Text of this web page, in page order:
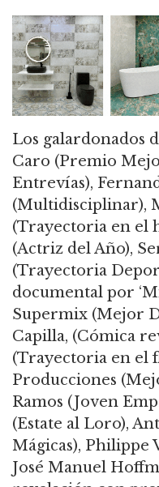
Los galardonados
Caro (Premio
Entrevías),
(Multidisciplinar),
(Trayectoria en el
(Actriz del Año),
(Trayectoria
documental por
Supermix (Mejor
Capilla, (Cómica
(Trayectoria en el
Producciones
Ramos (Joven
(Estate al Loro),
Mágicas), Philippe
José Manuel